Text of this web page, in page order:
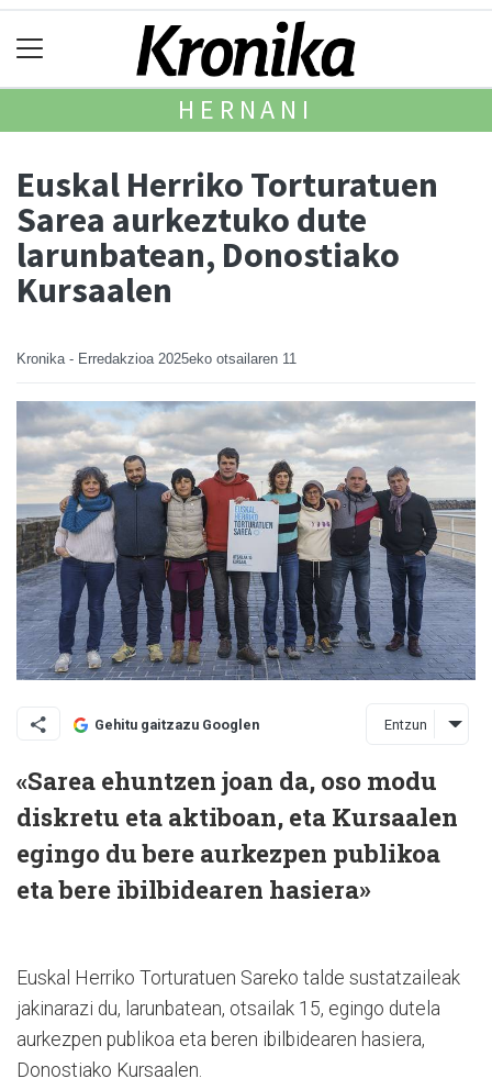
HERNANI
Euskal Herriko Torturatuen
Sarea aurkeztuko dute
larunbatean, Donostiako
Kursaalen
Kronika - Erredakzioa 2025eko otsailaren 11
Gehitu gaitzazu Googlen Entzun
«Sarea ehuntzen joan da, oso modu
diskretu eta aktiboan, eta Kursaalen
egingo du bere aurkezpen publikoa
eta bere ibilbidearen hasiera»
Euskal Herriko Torturatuen Sareko talde sustatzaileak
jakinarazi du, larunbatean, otsailak 15, egingo dutela
aurkezpen publikoa eta beren ibilbidearen hasiera,
Donostiako Kursaalen.